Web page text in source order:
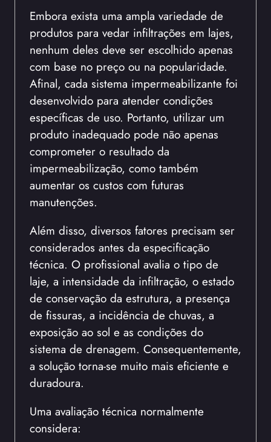
Embora exista uma ampla variedade de
produtos para vedar infiltrações em lajes,
nenhum deles deve ser escolhido apenas
com base no preço ou na popularidade.
Afinal, cada sistema impermeabilizante foi
desenvolvido para atender condições
específicas de uso. Portanto, utilizar um
produto inadequado pode não apenas
comprometer o resultado da
impermeabilização, como também
aumentar os custos com futuras
manutenções.
Além disso, diversos fatores precisam ser
considerados antes da especificação
técnica. O profissional avalia o tipo de
laje, a intensidade da infiltração, o estado
de conservação da estrutura, a presença
de fissuras, a incidência de chuvas, a
exposição ao sol e as condições do
sistema de drenagem. Consequentemente,
a solução torna-se muito mais eficiente e
duradoura.
Uma avaliação técnica normalmente
considera: